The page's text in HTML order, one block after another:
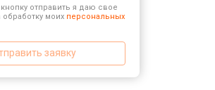
отправить я даю свое
обработку моих персональных
заявку